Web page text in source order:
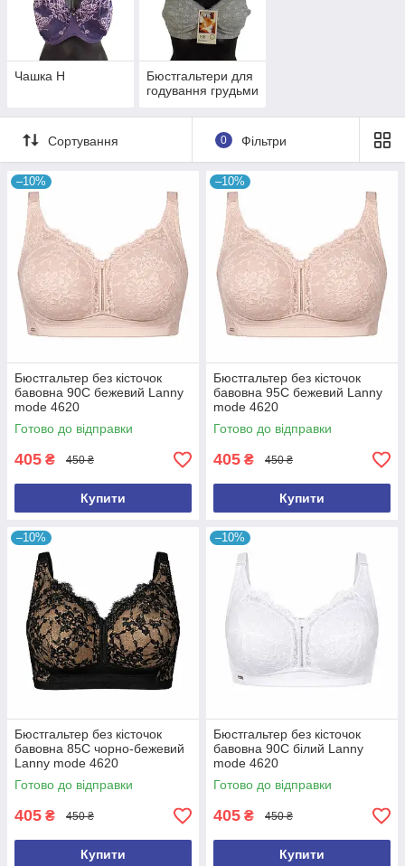
Чашка H
Бюстгальтери для
годування грудьми
Сортування 0 Фільтри
–10%
Бюстгальтер без кісточок
бавовна 90C бежевий Lanny
mode 4620
Готово до відправки
405 ₴ 450 ₴
Купити
–10%
Бюстгальтер без кісточок
бавовна 95C бежевий Lanny
mode 4620
Готово до відправки
405 ₴ 450 ₴
Купити
–10%
Бюстгальтер без кісточок
бавовна 85C чорно-бежевий
Lanny mode 4620
Готово до відправки
405 ₴ 450 ₴
Купити
–10%
Бюстгальтер без кісточок
бавовна 90C білий Lanny
mode 4620
Готово до відправки
405 ₴ 450 ₴
Купити